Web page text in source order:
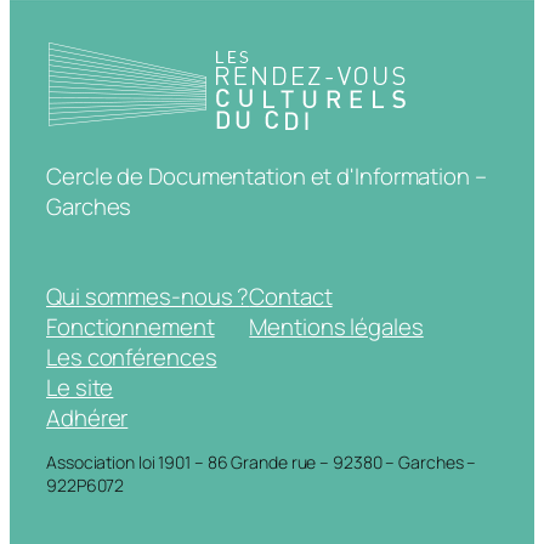
Cercle de Documentation et d'Information –
Garches
Qui sommes-nous ?
Fonctionnement
Les conférences
Le site
Adhérer
Contact
Mentions légales
Association loi 1901 – 86 Grande rue – 92380 – Garches –
922P6072